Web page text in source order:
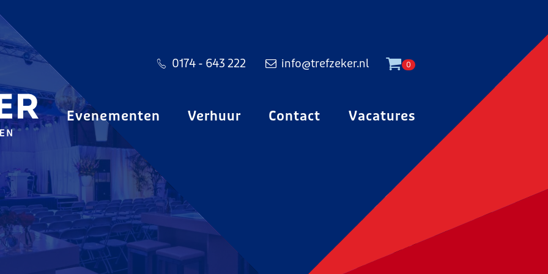
Evenementen Verhuur Contact Vacatures
0174 - 643 222 info@trefzeker.nl 0